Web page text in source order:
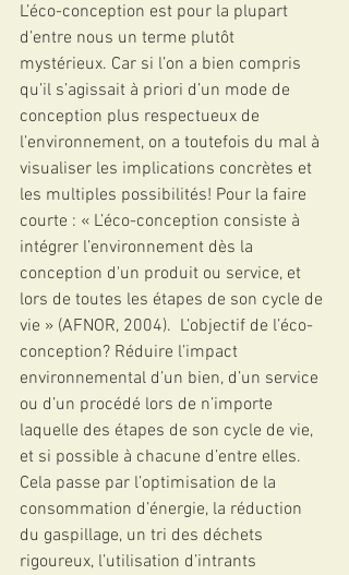
L’éco-conception est pour la plupart
d’entre nous un terme plutôt
mystérieux. Car si l’on a bien compris
qu’il s’agissait à priori d’un mode de
conception plus respectueux de
l’environnement, on a toutefois du mal à
visualiser les implications concrètes et
les multiples possibilités! Pour la faire
courte : « L’éco-conception consiste à
intégrer l’environnement dès la
conception d'un produit ou service, et
lors de toutes les étapes de son cycle de
vie » (AFNOR, 2004).  L’objectif de l’éco-
conception? Réduire l’impact
environnemental d’un bien, d’un service
ou d’un procédé lors de n’importe
laquelle des étapes de son cycle de vie,
et si possible à chacune d’entre elles.
Cela passe par l’optimisation de la
consommation d’énergie, la réduction
du gaspillage, un tri des déchets
rigoureux, l’utilisation d’intrants